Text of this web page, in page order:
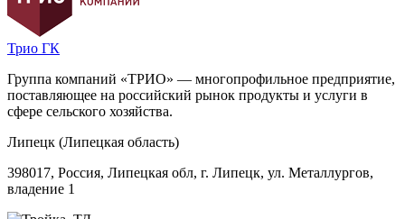
Трио ГК
Группа компаний «ТРИО» — многопрофильное предприятие,
поставляющее на российский рынок продукты и услуги в
сфере сельского хозяйства.
Липецк (Липецкая область)
398017, Россия, Липецкая обл, г. Липецк, ул. Металлургов,
владение 1